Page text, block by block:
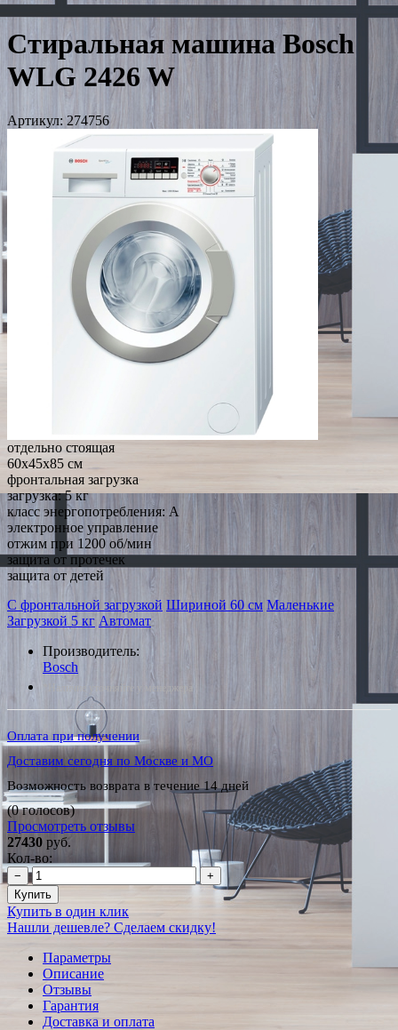
Стиральная машина Bosch
WLG 2426 W
Артикул: 274756
отдельно стоящая
60x45x85 см
фронтальная загрузка
загрузка: 5 кг
класс энергопотребления: A
электронное управление
отжим при 1200 об/мин
защита от протечек
защита от детей
С фронтальной загрузкой Шириной 60 см Маленькие
Загрузкой 5 кг Автомат
Производитель:
Bosch
*Наличие уточняйте у менеджера
Оплата при получении
Доставим сегодня по Москве и МО
Возможность возврата в течение 14 дней
(0 голосов)
Просмотреть отзывы
27430 руб.
Кол-во:
−
+
Купить
Купить в один клик
Нашли дешевле? Сделаем скидку!
Параметры
Описание
Отзывы
Гарантия
Доставка и оплата